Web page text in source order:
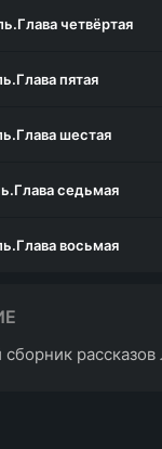
четвёртая
пятая
шестая
седьмая
восьмая
десятая